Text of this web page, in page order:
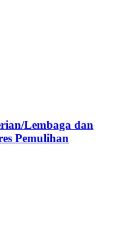
Lembaga dan
Pemulihan